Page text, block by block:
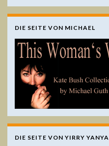
DIE SEITE VON MICHAEL
DIE SEITE VON YIRRY YANYA